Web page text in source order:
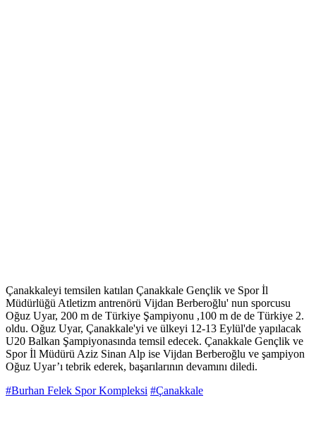
Çanakkaleyi temsilen katılan Çanakkale Gençlik ve Spor İl
Müdürlüğü Atletizm antrenörü Vijdan Berberoğlu' nun sporcusu
Oğuz Uyar, 200 m de Türkiye Şampiyonu ,100 m de de Türkiye 2.
oldu. Oğuz Uyar, Çanakkale'yi ve ülkeyi 12-13 Eylül'de yapılacak
U20 Balkan Şampiyonasında temsil edecek. Çanakkale Gençlik ve
Spor İl Müdürü Aziz Sinan Alp ise Vijdan Berberoğlu ve şampiyon
Oğuz Uyar’ı tebrik ederek, başarılarının devamını diledi.
#Burhan Felek Spor Kompleksi #Çanakkale